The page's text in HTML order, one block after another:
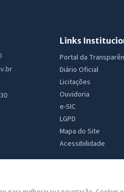
Links
Portal da
Diário Oficial
Licitações
Ouvidoria
e-SIC
LGPD
Mapa do Site
Acessibilidade